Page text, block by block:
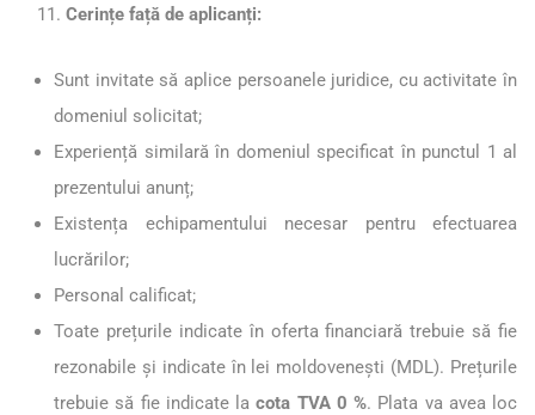
Cerințe față de aplicanți:
Sunt invitate să aplice persoanele juridice, cu activitate în
domeniul solicitat;
Experiență similară în domeniul specificat în punctul 1 al
prezentului anunț;
Existența echipamentului necesar pentru efectuarea
lucrărilor;
Personal calificat;
Toate prețurile indicate în oferta financiară trebuie să fie
rezonabile și indicate în lei moldovenești (MDL). Prețurile
trebuie să fie indicate la cota TVA 0 %. Plata va avea loc